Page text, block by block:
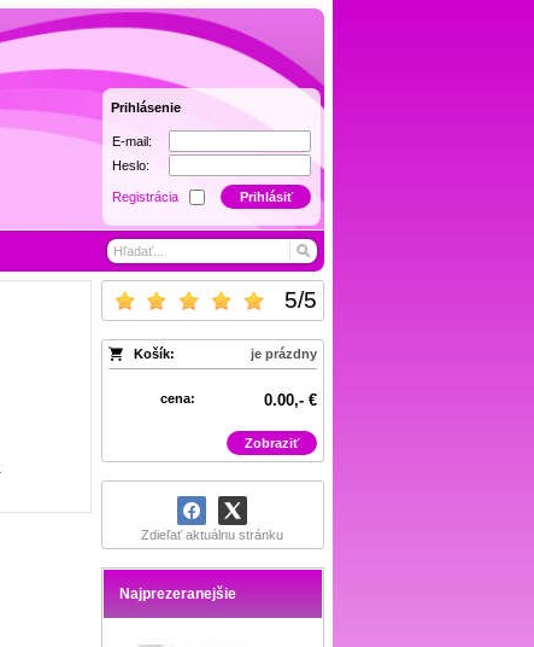
Prihlásenie
E-mail:
Heslo:
Registrácia Prihlásiť
5/5
Košík: je prázdny
cena: 0.00,- €
Zobraziť
Zdieľať aktuálnu stránku
Najprezeranejšie